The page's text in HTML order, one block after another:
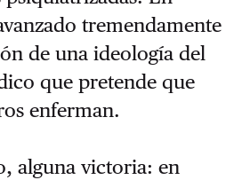
tremendamente
de una ideología del
que pretende que
enferman.
alguna victoria: en